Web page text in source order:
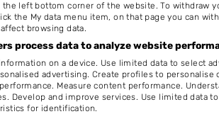
Nagelstudio Pretty
Prinsenstraat 6
left bottom corner of the website. To withdraw
the My data menu item, on that page you can
browsing data.
process data to analyze website
on a device. Use limited data to select
advertising. Create profiles to
Measure content performance.
Develop and improve services. Use limited data
for identification.